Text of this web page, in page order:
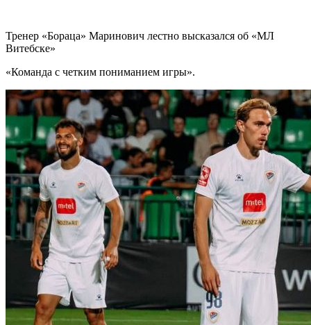
Тренер «Бораца» Маринович лестно высказался об «МЛ
Витебске»
«Команда с четким пониманием игры».